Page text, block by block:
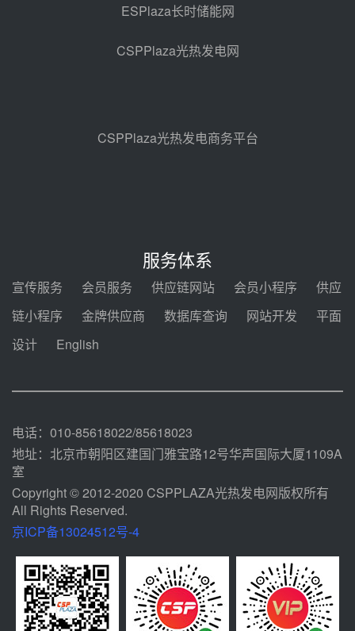
亚核阀业中标天山北麓100MW光
热发电工程EPC总承包项目熔盐截
止阀、熔盐三偏心蝶阀采购
08-05 17:15
包项目熔盐介质超声波流量计采购
08-05 17:09
电机组灵活性改造项目三元液态盐
采购合同
迪尔化工预中标华能西安热工院
2026-2029年熔盐介质框架协议
100MW光热项目机组调试及性能
ESPlaza长时储能网
CSPPlaza光热发电网
CSPPlaza光热发电商务平台
服务体系
宣传服务 会员服务 供应链网站 会员小程序
供应
链小程序
金牌供应商 数据库查询 网站开发
平面
设计
English
电话：010-85618022/85618023
地址：北京市朝阳区建国门雅宝路12号华声国际大厦1109A
室
Copyright © 2012-2020 CSPPLAZA光热发电网版权所有
All Rights Reserved.
京ICP备13024512号-4